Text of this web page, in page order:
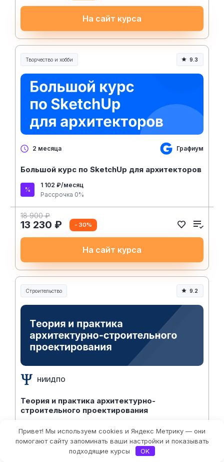
На сайт курса
Творчество и хобби
Творчество, контент и хобби
9.3
2 месяца Графиум
Большой курс по SketchUp для архитекторов
1 102 ₽/месяц
Рассрочка 0%
18 900 ₽
13 230 ₽ - 30%
На сайт курса
Строительство
Строительство и инженерия
9.2
НИИДПО
Теория и практика архитектурно-
строительного проектирования
Рассрочка 0%
Привет! Мы используем cookies и Яндекс Метрику — они
помогают сайту запоминать ваши настройки и показывать
подходящие курсы
OK
Фильтры